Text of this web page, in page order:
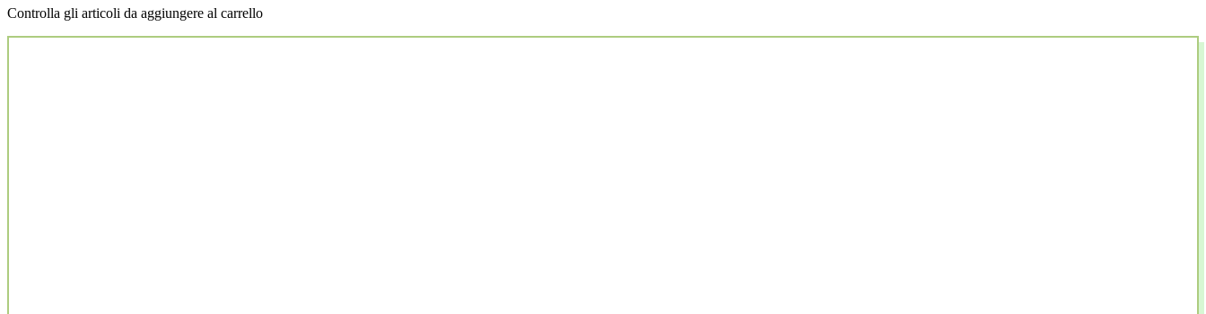
Controlla gli articoli da aggiungere al carrello